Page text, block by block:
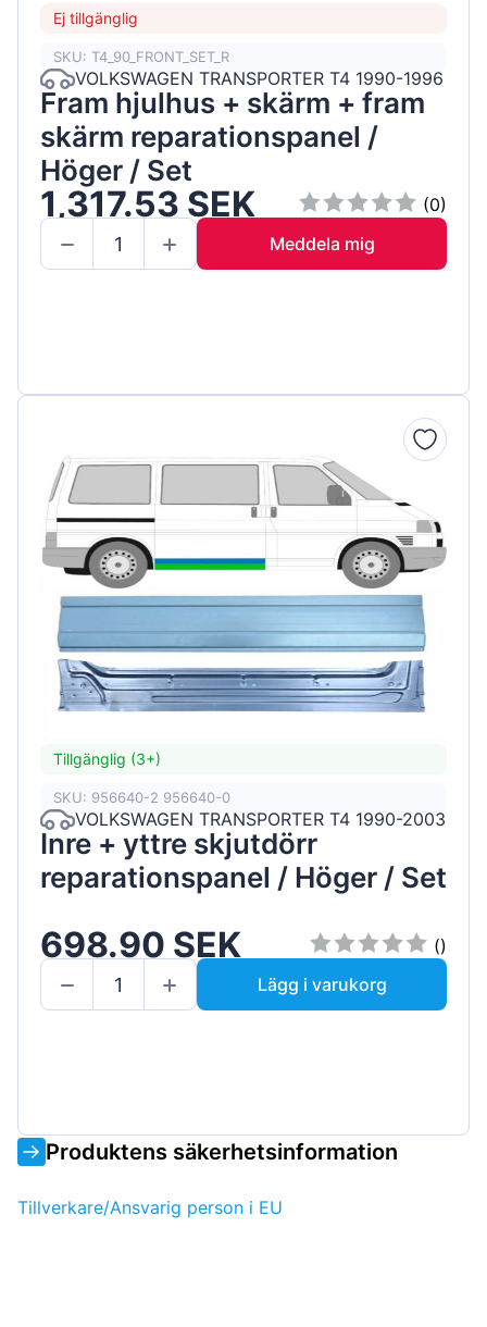
Ej tillgänglig
SKU: T4_90_FRONT_SET_R
VOLKSWAGEN TRANSPORTER T4 1990-1996
Fram hjulhus + skärm + fram
skärm reparationspanel /
Höger / Set
1,317.53 SEK
(0)
Meddela mig
Tillgänglig (3+)
SKU: 956640-2 956640-0
VOLKSWAGEN TRANSPORTER T4 1990-2003
Inre + yttre skjutdörr
reparationspanel / Höger / Set
698.90 SEK
()
Lägg i varukorg
Produktens säkerhetsinformation
Tillverkare/Ansvarig person i EU